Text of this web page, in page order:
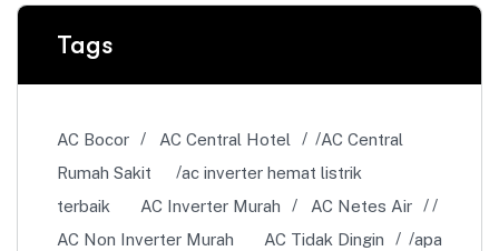
Tags
AC Bocor AC Central Hotel
AC Central
Rumah Sakit
ac inverter hemat listrik
terbaik
AC Inverter Murah
AC Netes Air
AC Non Inverter Murah
AC Tidak Dingin
apa